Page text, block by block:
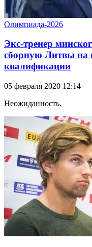
Олимпиада-2026
Экс-тренер
сборную Литвы на
квалификации
05 февраля 2020 12:14
Неожиданность.